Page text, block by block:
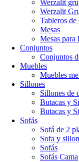
Werzalit
Werzalit
Tableros
Mesas
Mesas para
Conjuntos
Conjuntos
Muebles
Muebles
Sillones
Sillones de
Butacas y
Butacas y
Sofás
Sofá de 2
Sofa y
Sofás
Sofás Cama